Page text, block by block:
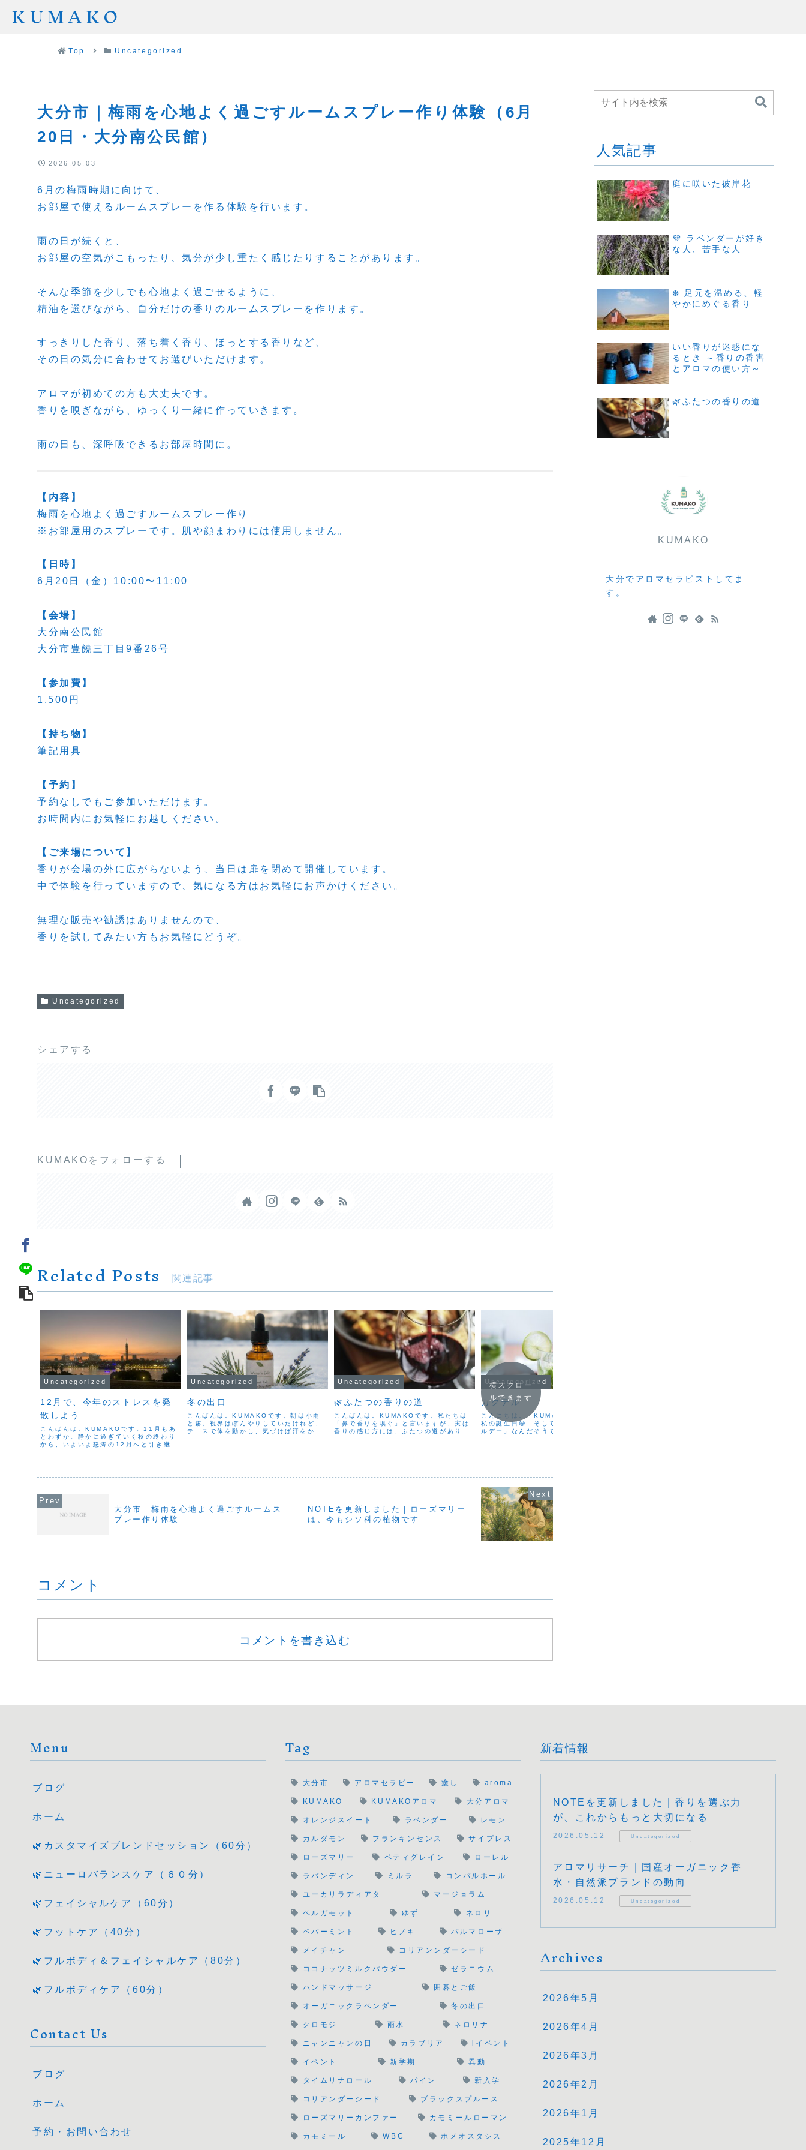
KUMAKO
Top Uncategorized
大分市｜梅雨を心地よく過ごすルームスプレー作り体験（6月
20日・大分南公民館）
2026.05.03
6月の梅雨時期に向けて、
お部屋で使えるルームスプレーを作る体験を行います。
雨の日が続くと、
お部屋の空気がこもったり、気分が少し重たく感じたりすることがあります。
そんな季節を少しでも心地よく過ごせるように、
精油を選びながら、自分だけの香りのルームスプレーを作ります。
すっきりした香り、落ち着く香り、ほっとする香りなど、
その日の気分に合わせてお選びいただけます。
アロマが初めての方も大丈夫です。
香りを嗅ぎながら、ゆっくり一緒に作っていきます。
雨の日も、深呼吸できるお部屋時間に。
【内容】
梅雨を心地よく過ごすルームスプレー作り
※お部屋用のスプレーです。肌や顔まわりには使用しません。
【日時】
6月20日（金）10:00〜11:00
【会場】
大分南公民館
大分市豊饒三丁目9番26号
【参加費】
1,500円
【持ち物】
筆記用具
【予約】
予約なしでもご参加いただけます。
お時間内にお気軽にお越しください。
【ご来場について】
香りが会場の外に広がらないよう、当日は扉を閉めて開催しています。
中で体験を行っていますので、気になる方はお気軽にお声かけください。
無理な販売や勧誘はありませんので、
香りを試してみたい方もお気軽にどうぞ。
Uncategorized
シェアする
KUMAKOをフォローする
Related Posts 関連記事
Uncategorized
12月で、今年のストレスを発
散しよう
こんばんは。KUMAKOです。11月もあ
とわずか。静かに過ぎていく秋の終わり
から、いよいよ怒涛の12月へと引き継が
れ」を感じやすい季節...
Uncategorized
冬の出口
こんばんは。KUMAKOです。朝は小雨
と霧。視界はぼんやりしていたけれど、
テニスで体を動かし、気づけば汗をかい
Uncategorized
🌿ふたつの香りの道
こんばんは。KUMAKOです。私たちは
「鼻で香りを嗅ぐ」と言いますが、実は
香りの感じ方には、ふたつの道がありま
Uncategorized
カクテル
こんにちは。 KUMAKOです。今日は
私の誕生日😄 そして世界では「カクテ
ルデー」なんだそうです🍸なんだか偶然
横スクロー
ルできます
大分市｜梅雨を心地よく過ごすルームス
プレー作り体験
NOTEを更新しました｜ローズマリー
は、今もシソ科の植物です
コメント
コメントを書き込む
人気記事
庭に咲いた彼岸花
💜 ラベンダーが好き
な人、苦手な人
❄️ 足元を温める、軽
やかにめぐる香り
いい香りが迷惑にな
るとき ～香りの香害
とアロマの使い方～
🌿ふたつの香りの道
KUMAKO
大分でアロマセラピストしてま
す。
Menu
ブログ
ホーム
🌿カスタマイズブレンドセッション（60分）
🌿ニューロバランスケア（６０分）
🌿フェイシャルケア（60分）
🌿フットケア（40分）
🌿フルボディ＆フェイシャルケア（80分）
🌿フルボディケア（60分）
Contact Us
ブログ
ホーム
予約・お問い合わせ
Tag
大分市 アロマセラピー 癒し aroma
KUMAKO KUMAKOアロマ 大分アロマ
オレンジスイート ラベンダー レモン
カルダモン フランキンセンス サイプレス
ローズマリー ペティグレイン ローレル
ラバンディン ミルラ コンパルホール
ユーカリラディアタ マージョラム
ベルガモット ゆず ネロリ
ペパーミント ヒノキ パルマローザ
メイチャン コリアンンダーシード
ココナッツミルクパウダー ゼラニウム
ハンドマッサージ 囲碁とご飯
オーガニックラベンダー 冬の出口
クロモジ 雨水 ネロリナ
ニャンニャンの日 カラブリア iイベント
イベント 新学期 異動
タイムリナロール パイン 新入学
コリアンダーシード ブラックスプルース
ローズマリーカンファー カモミールローマン
カモミール WBC ホメオスタシス
新着情報
NOTEを更新しました｜香りを選ぶ力
が、これからもっと大切になる
2026.05.12 Uncategorized
アロマリサーチ｜国産オーガニック香
水・自然派ブランドの動向
2026.05.12 Uncategorized
Archives
2026年5月
2026年4月
2026年3月
2026年2月
2026年1月
2025年12月